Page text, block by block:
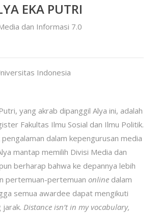
EKA PUTRI
dan Informasi 7.0
Indonesia
yang akrab dipanggil Alya ini, adalah
Fakultas Ilmu Sosial dan Ilmu Politik.
pengalaman dalam kepengurusan media
mantap memilih Divisi Media dan
berharap bahwa ke depannya lebih
pertemuan-pertemuan online dalam
semua awardee dapat mengikuti
Distance isn’t in my vocabulary,